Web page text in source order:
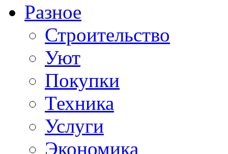
Разное
Строительство
Уют
Покупки
Техника
Услуги
Экономика